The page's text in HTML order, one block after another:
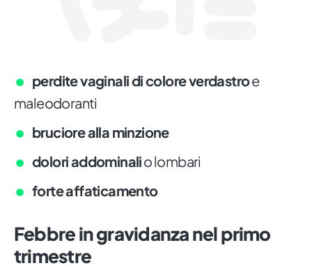
perdite vaginali di colore verdastroe
maleodoranti
bruciore alla minzione
dolori addominalio lombari
forte affaticamento
Febbre in gravidanza nel primo
trimestre